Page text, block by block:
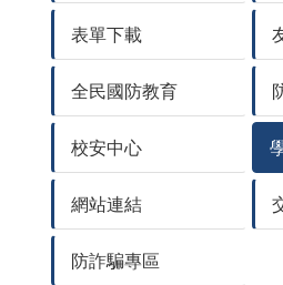
表單下載
全民國防教育
校安中心
網站連結
防詐騙專區